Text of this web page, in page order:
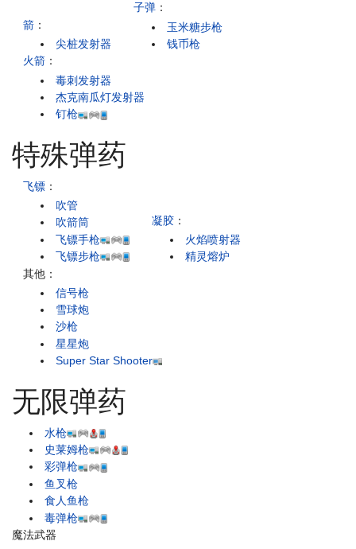
箭 ：
尖桩发射器
子弹 ：
玉米糖步枪
钱币枪
火箭 ：
毒刺发射器
杰克南瓜灯发射器
钉枪
特殊弹药
飞镖 ：
吹管
吹箭筒
飞镖手枪
飞镖步枪
凝胶 ：
火焰喷射器
精灵熔炉
其他：
信号枪
雪球炮
沙枪
星星炮
Super Star Shooter
无限弹药
水枪
史莱姆枪
彩弹枪
鱼叉枪
食人鱼枪
毒弹枪
魔法武器